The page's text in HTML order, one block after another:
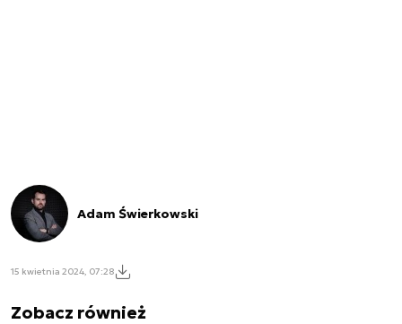
Adam Świerkowski
15 kwietnia 2024, 07:28
Zobacz również